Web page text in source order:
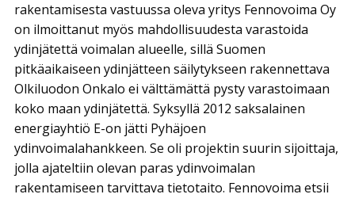
rakentamisesta vastuussa oleva yritys Fennovoima Oy
on ilmoittanut myös mahdollisuudesta varastoida
ydinjätettä voimalan alueelle, sillä Suomen
pitkäaikaiseen ydinjätteen säilytykseen rakennettava
Olkiluodon Onkalo ei välttämättä pysty varastoimaan
koko maan ydinjätettä. Syksyllä 2012 saksalainen
energiayhtiö E-on jätti Pyhäjoen
ydinvoimalahankkeen. Se oli projektin suurin sijoittaja,
jolla ajateltiin olevan paras ydinvoimalan
rakentamiseen tarvittava tietotaito. Fennovoima etsii